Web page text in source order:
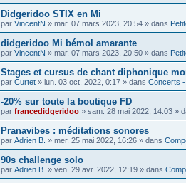
Didgeridoo STIX en Mi
par VincentN » mar. 07 mars 2023, 20:54 » dans
didgeridoo Mi bémol amarante
par VincentN » mar. 07 mars 2023, 20:50 » dans
Stages et cursus de chant diphonique
par Curtet » lun. 03 oct. 2022, 0:17 » dans Concerts
-20% sur toute la boutique FD
par francedidgeridoo » sam. 28 mai 2022, 14:03 »
Pranavibes : méditations sonores
par Adrien B. » mer. 25 mai 2022, 16:26 » dans
90s challenge solo
par Adrien B. » ven. 29 avr. 2022, 12:19 » dans